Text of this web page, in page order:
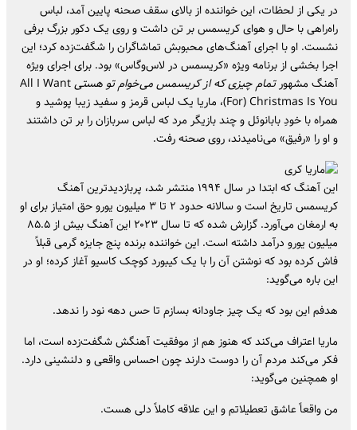
در یکی از لحظات، این خواننده از بالای سقف صحنه پایین آمد، لباس
راه‌راهی با حال و هوای کریسمس بر تن داشت و روی یک دکور بزرگ برفی
نشست. او با اجرای آهنگ‌های محبوبش تماشاگران را شگفت‌زده کرد؛ این
اجرا بخشی از برنامه ویژه «کریسمس در لاس‌وگاس» بود. برای اجرای ویژه
آهنگ مشهورتمام چیزی که از کریسمس می‌خوام تو هستیAll I Want
For) Christmas Is You)، ماریا یک لباس قرمز و سفید زیبا پوشید و
همراه با خودِ بابانوئل و چند بازیگر مرد که لباس سربازان را بر تن داشتند
و او را «رفیق» می‌نامیدند، روی صحنه رفت.
این آهنگ که ابتدا در سال ۱۹۹۴ منتشر شد، پربازدیدترین آهنگ
کریسمس تاریخ است و سالانه حدود ۲ تا ۳ میلیون یورو حق امتیاز برای او
به ارمغان می‌آورد. گزارش شده که تا سال ۲۰۲۳ این آهنگ بیش از ۸۵.۵
میلیون یورو درآمد داشته است. این خواننده برنده پنج جایزه گرمی قبلاً
فاش کرده بود که نوشتن آن را با یک کیبورد کوچک کاسیو آغاز کرده؛ او در
این باره می‌گوید:
هدفم این بود که یک چیز جاودانه بسازم تا حس دهه نود را ندهد.
ماریا اعتراف می‌کند که هنوز هم از موفقیت آهنگش شگفت‌زده است، اما
فکر می‌کند مردم آن را دوست دارند چون احساس واقعی و دلنشینی دارد.
او همچنین می‌گوید:
من واقعاً عاشق تعطیلاتم و این علاقه‌ کاملاً دلی هست.